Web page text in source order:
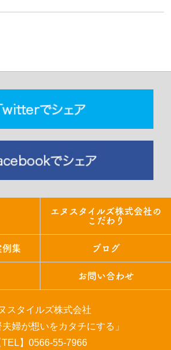
エヌスタイルズ株式会社の
こだわり
例集 ブログ
お問い合わせ
スタイルズ株式会社
夫婦が想いをカタチにする」
TEL】0566-55-7966